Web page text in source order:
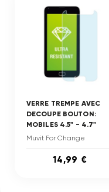
VERRE TREMPE AVEC
DECOUPE BOUTON:
MOBILES 4.5" - 4.7"
Muvit For Change
14,99 €